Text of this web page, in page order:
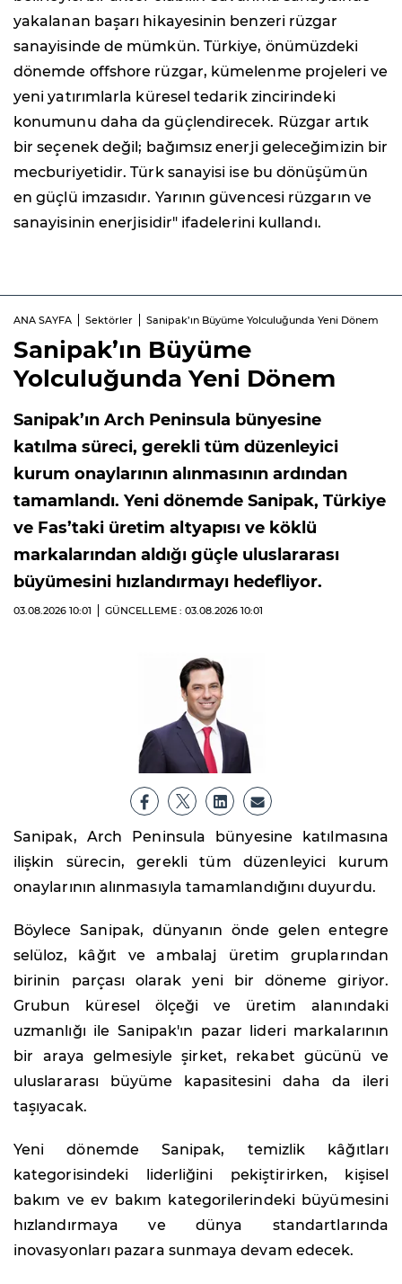
yakalanan başarı hikayesinin benzeri rüzgar
sanayisinde de mümkün. Türkiye, önümüzdeki
dönemde offshore rüzgar, kümelenme projeleri ve
yeni yatırımlarla küresel tedarik zincirindeki
konumunu daha da güçlendirecek. Rüzgar artık
bir seçenek değil; bağımsız enerji geleceğimizin bir
mecburiyetidir. Türk sanayisi ise bu dönüşümün
en güçlü imzasıdır. Yarının güvencesi rüzgarın ve
sanayisinin enerjisidir" ifadelerini kullandı.
ANA SAYFA Sektörler Sanipak’ın Büyüme Yolculuğunda Yeni Dönem
Sanipak’ın Büyüme
Yolculuğunda Yeni Dönem
Sanipak’ın Arch Peninsula bünyesine
katılma süreci, gerekli tüm düzenleyici
kurum onaylarının alınmasının ardından
tamamlandı. Yeni dönemde Sanipak, Türkiye
ve Fas’taki üretim altyapısı ve köklü
markalarından aldığı güçle uluslararası
büyümesini hızlandırmayı hedefliyor.
03.08.2026 10:01 GÜNCELLEME : 03.08.2026 10:01
Sanipak, Arch Peninsula bünyesine katılmasına
ilişkin sürecin, gerekli tüm düzenleyici kurum
onaylarının alınmasıyla tamamlandığını duyurdu.
Böylece Sanipak, dünyanın önde gelen entegre
selüloz, kâğıt ve ambalaj üretim gruplarından
birinin parçası olarak yeni bir döneme giriyor.
Grubun küresel ölçeği ve üretim alanındaki
uzmanlığı ile Sanipak'ın pazar lideri markalarının
bir araya gelmesiyle şirket, rekabet gücünü ve
uluslararası büyüme kapasitesini daha da ileri
taşıyacak.
Yeni dönemde Sanipak, temizlik kâğıtları
kategorisindeki liderliğini pekiştirirken, kişisel
bakım ve ev bakım kategorilerindeki büyümesini
hızlandırmaya ve dünya standartlarında
inovasyonları pazara sunmaya devam edecek.